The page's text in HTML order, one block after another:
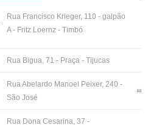
Rua Francisco Krieger, 110 - galpão
A - Fritz Loernz - Timbó
Rua Bigua, 71 - Praça - Tijucas
Rua Abelardo Manoel Peixer, 240 -
São José
Rua Dona Cesarina, 37 -